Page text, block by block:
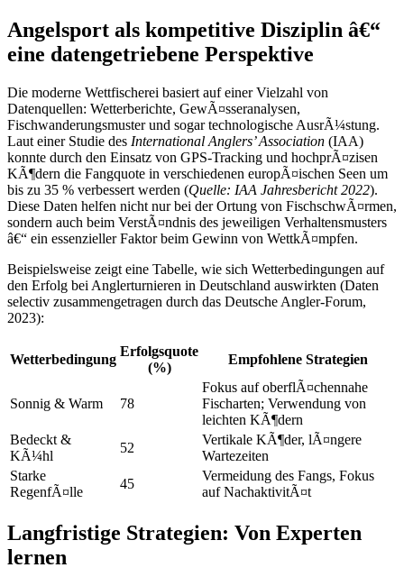
Angelsport als kompetitive Disziplin â€“
eine datengetriebene Perspektive
Die moderne Wettfischerei basiert auf einer Vielzahl von
Datenquellen: Wetterberichte, GewÃ¤sseranalysen,
Fischwanderungsmuster und sogar technologische AusrÃ¼stung.
Laut einer Studie des International Anglers’ Association (IAA)
konnte durch den Einsatz von GPS-Tracking und hochprÃ¤zisen
KÃ¶dern die Fangquote in verschiedenen europÃ¤ischen Seen um
bis zu 35 % verbessert werden (Quelle: IAA Jahresbericht 2022).
Diese Daten helfen nicht nur bei der Ortung von FischschwÃ¤rmen,
sondern auch beim VerstÃ¤ndnis des jeweiligen Verhaltensmusters
â€“ ein essenzieller Faktor beim Gewinn von WettkÃ¤mpfen.
Beispielsweise zeigt eine Tabelle, wie sich Wetterbedingungen auf
den Erfolg bei Anglerturnieren in Deutschland auswirkten (Daten
selectiv zusammengetragen durch das Deutsche Angler-Forum,
2023):
Wetterbedingung
Erfolgsquote
(%)
Empfohlene Strategien
Sonnig & Warm 78
Fokus auf oberflÃ¤chennahe
Fischarten; Verwendung von
leichten KÃ¶dern
Bedeckt &
KÃ¼hl
52
Vertikale KÃ¶der, lÃ¤ngere
Wartezeiten
Starke
RegenfÃ¤lle
45
Vermeidung des Fangs, Fokus
auf NachaktivitÃ¤t
Langfristige Strategien: Von Experten
lernen